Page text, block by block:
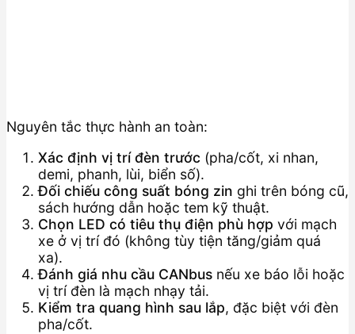
Nguyên tắc thực hành an toàn:
Xác định vị trí đèn trước (pha/cốt, xi nhan,
demi, phanh, lùi, biển số).
Đối chiếu công suất bóng zin ghi trên bóng cũ,
sách hướng dẫn hoặc tem kỹ thuật.
Chọn LED có tiêu thụ điện phù hợp với mạch
xe ở vị trí đó (không tùy tiện tăng/giảm quá
xa).
Đánh giá nhu cầu CANbus nếu xe báo lỗi hoặc
vị trí đèn là mạch nhạy tải.
Kiểm tra quang hình sau lắp, đặc biệt với đèn
pha/cốt.